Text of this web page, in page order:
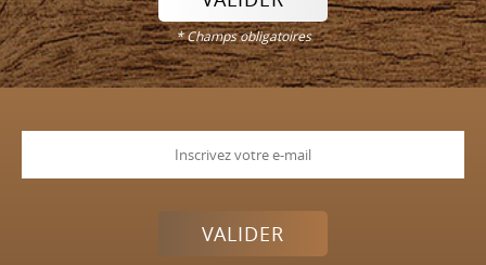
* Champs obligatoires
VALIDER